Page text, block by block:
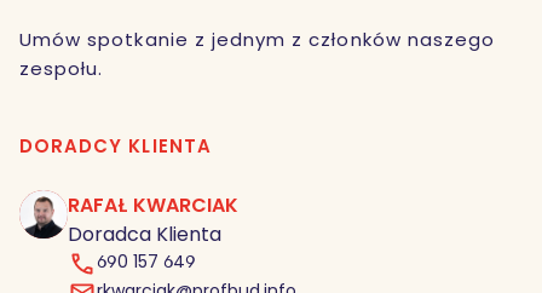
Umów spotkanie z jednym z członków naszego
zespołu.
DORADCY KLIENTA
RK
RAFAŁ KWARCIAK
Doradca Klienta
690 157 649